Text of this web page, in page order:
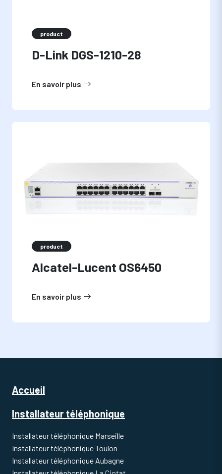
product
D-Link DGS-1210-28
En savoir plus
product
Alcatel-Lucent OS6450
En savoir plus
Accueil
Installateur téléphonique
Installateur téléphonique Marseille
Installateur téléphonique Toulon
Installateur téléphonique Aubagne